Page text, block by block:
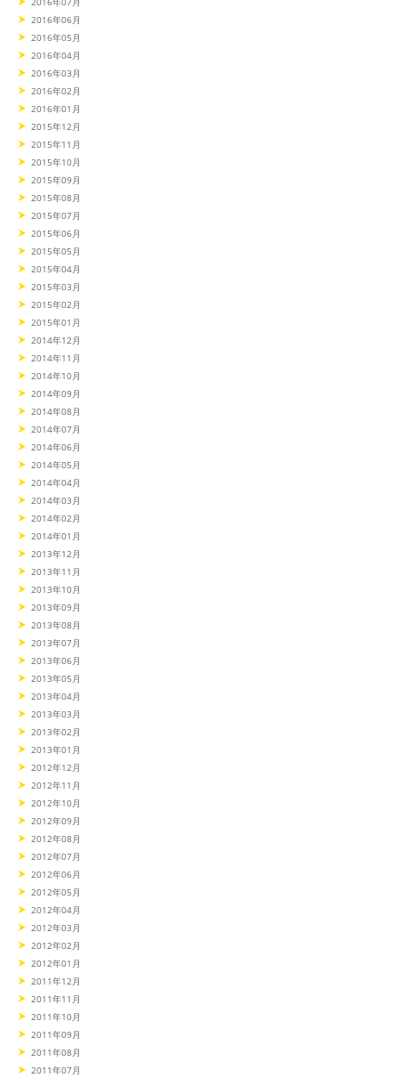
2016年06月
2016年05月
2016年04月
2016年03月
2016年02月
2016年01月
2015年12月
2015年11月
2015年10月
2015年09月
2015年08月
2015年07月
2015年06月
2015年05月
2015年04月
2015年03月
2015年02月
2015年01月
2014年12月
2014年11月
2014年10月
2014年09月
2014年08月
2014年07月
2014年06月
2014年05月
2014年04月
2014年03月
2014年02月
2014年01月
2013年12月
2013年11月
2013年10月
2013年09月
2013年08月
2013年07月
2013年06月
2013年05月
2013年04月
2013年03月
2013年02月
2013年01月
2012年12月
2012年11月
2012年10月
2012年09月
2012年08月
2012年07月
2012年06月
2012年05月
2012年04月
2012年03月
2012年02月
2012年01月
2011年12月
2011年11月
2011年10月
2011年09月
2011年08月
2011年07月